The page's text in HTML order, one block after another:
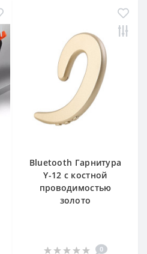
Bluetooth Гарнитура
Y-12 с костной
проводимостью
золото
0